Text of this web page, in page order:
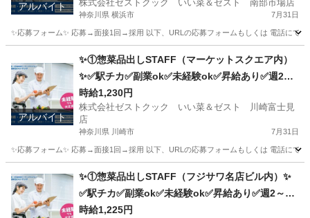
アルバイト 株式会社ゼストクック いい菜＆ゼスト 南部市場店
神奈川県 横浜市 7月31日
✨応募フォーム✨ 応募→面接1回→採用 以下、URLの応募フォームもしくは 電話にて
キッチン
アルバイト
✨①惣菜品出しSTAFF（マーケットスクエア内）
✨✅駅チカ✅副業ok✅未経験ok✅昇給あり✅週2～
ok✅扶養内ok
時給1,230円
株式会社ゼストクック いい菜＆ゼスト 川崎富士見
店
神奈川県 川崎市 7月31日
✨応募フォーム✨ 応募→面接1回→採用 以下、URLの応募フォームもしくは 電話にて
キッチン
✨①惣菜品出しSTAFF（フジサワ名店ビル内）✨
✅駅チカ✅副業ok✅未経験ok✅昇給あり✅週2～ok
✅扶養内ok
時給1,225円